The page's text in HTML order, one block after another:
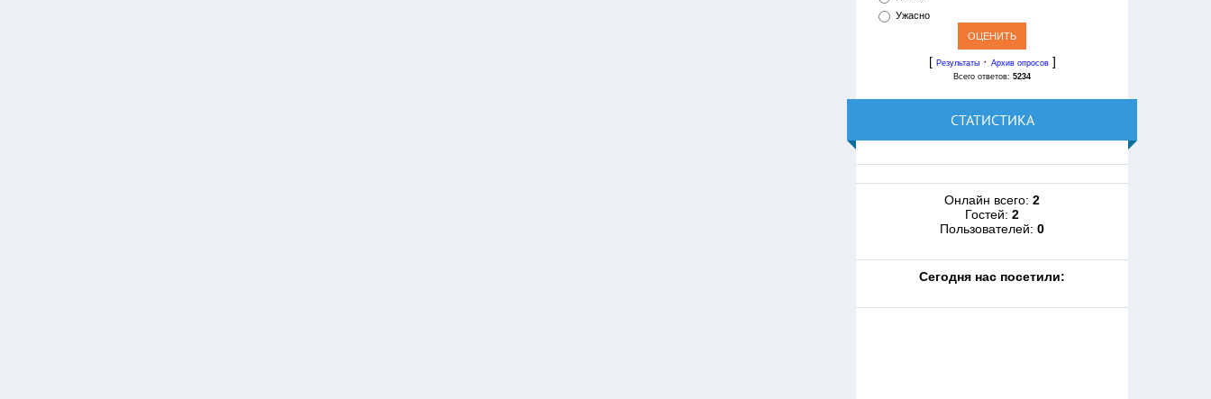
Ужасно
[ Результаты· Архив опросов]
Всего ответов:5234
СТАТИСТИКА
Онлайн всего:2
Гостей:2
Пользователей:0
Cегодня нас посетили: